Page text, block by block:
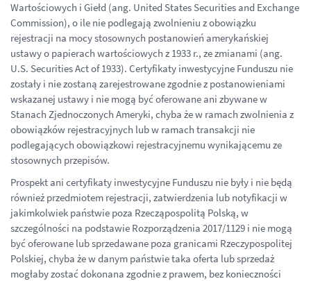
Wartościowych i Giełd (ang. United States Securities and Exchange
Commission), o ile nie podlegają zwolnieniu z obowiązku
rejestracji na mocy stosownych postanowień amerykańskiej
ustawy o papierach wartościowych z 1933 r., ze zmianami (ang.
U.S. Securities Act of 1933). Certyfikaty inwestycyjne Funduszu nie
zostały i nie zostaną zarejestrowane zgodnie z postanowieniami
wskazanej ustawy i nie mogą być oferowane ani zbywane w
Stanach Zjednoczonych Ameryki, chyba że w ramach zwolnienia z
obowiązków rejestracyjnych lub w ramach transakcji nie
podlegających obowiązkowi rejestracyjnemu wynikającemu ze
stosownych przepisów.
Prospekt ani certyfikaty inwestycyjne Funduszu nie były i nie będą
również przedmiotem rejestracji, zatwierdzenia lub notyfikacji w
jakimkolwiek państwie poza Rzecząpospolitą Polską, w
szczególności na podstawie Rozporządzenia 2017/1129 i nie mogą
być oferowane lub sprzedawane poza granicami Rzeczypospolitej
Polskiej, chyba że w danym państwie taka oferta lub sprzedaż
mogłaby zostać dokonana zgodnie z prawem, bez konieczności